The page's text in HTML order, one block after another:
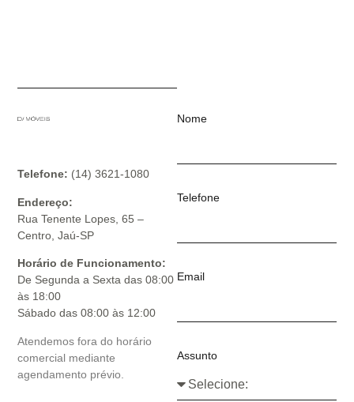
Telefone: (14) 3621-1080
Endereço:
Rua Tenente Lopes, 65 –
Centro, Jaú-SP
Horário de Funcionamento:
De Segunda a Sexta das 08:00
às 18:00
Sábado das 08:00 às 12:00
Atendemos fora do horário
comercial mediante
agendamento prévio.
Nome
Telefone
Email
Assunto